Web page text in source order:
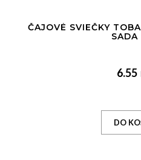
ČAJOVÉ SVIEČKY
SADA
6.55